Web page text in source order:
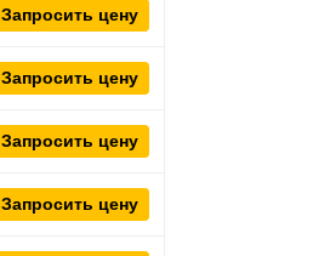
Запросить цену
Запросить цену
Запросить цену
Запросить цену